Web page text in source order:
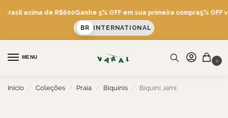
acima de R$600Ganhe 5% OFF em sua primeira compra5% OFF
BR INTERNATIONAL
MENU
0
Início / Coleções / Praia / Biquinis / Biquini Jami